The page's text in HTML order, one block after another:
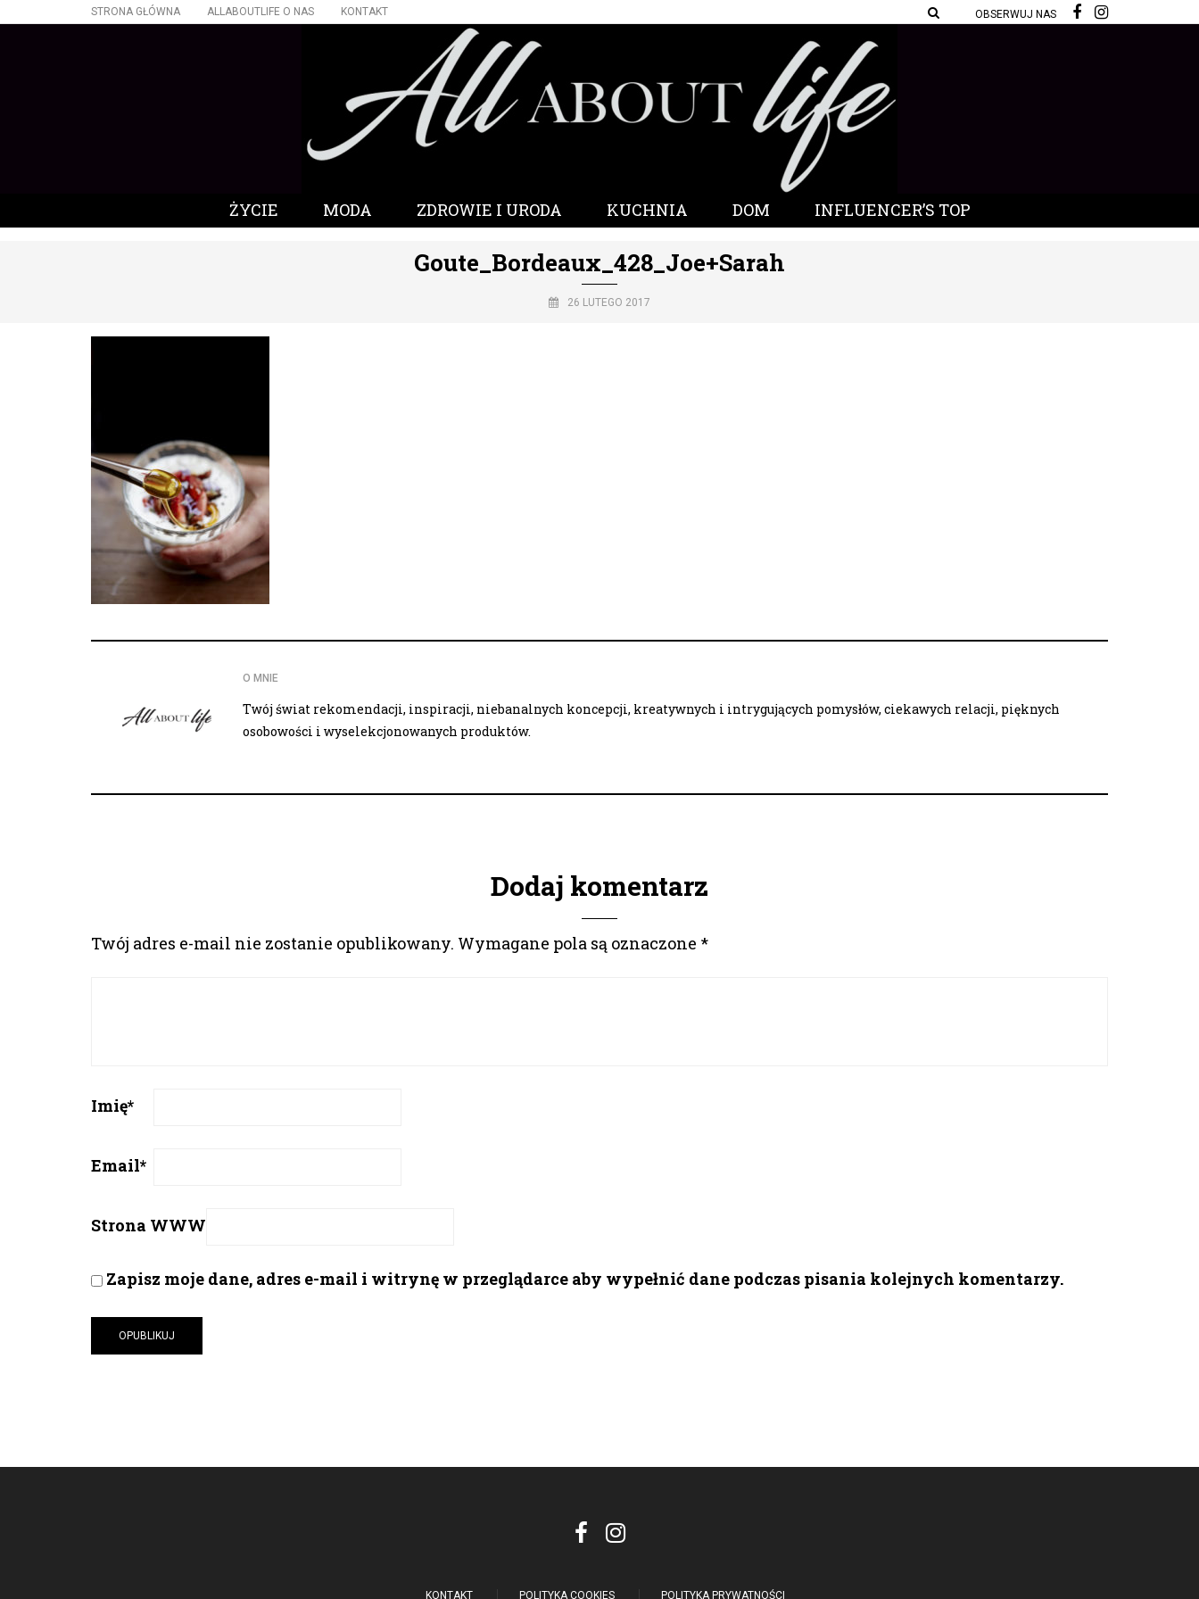
STRONA GŁÓWNA ALLABOUTLIFE O NAS KONTAKT OBSERWUJ NAS
ŻYCIE MODA ZDROWIE I URODA KUCHNIA DOM INFLUENCER’S TOP
Goute_Bordeaux_428_Joe+Sarah
26 LUTEGO 2017
O MNIE
Twój świat rekomendacji, inspiracji, niebanalnych koncepcji, kreatywnych i intrygujących pomysłów, ciekawych relacji, pięknych
osobowości i wyselekcjonowanych produktów.
Dodaj komentarz
Twój adres e-mail nie zostanie opublikowany. Wymagane pola są oznaczone *
Imię*
Email*
Strona WWW
Zapisz moje dane, adres e-mail i witrynę w przeglądarce aby wypełnić dane podczas pisania kolejnych komentarzy.
KONTAKT POLITYKA COOKIES POLITYKA PRYWATNOŚCI